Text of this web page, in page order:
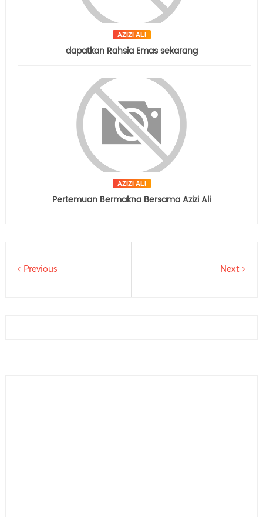
AZIZI ALI
dapatkan Rahsia Emas sekarang
AZIZI ALI
Pertemuan Bermakna Bersama Azizi Ali
Next
Previous